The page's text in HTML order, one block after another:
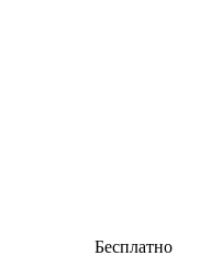
Бесплатно